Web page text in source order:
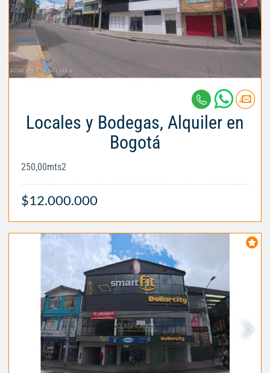
Locales y Bodegas, Alquiler en
Bogotá
250,00mts2
$12.000.000